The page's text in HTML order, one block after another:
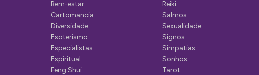
P
o
s
t
Bem-estar
Cartomancia
Diversidade
Esoterismo
Especialistas
Espiritual
Feng Shui
Reiki
Salmos
Sexualidade
Signos
Simpatias
Sonhos
Tarot